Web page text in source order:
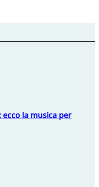
ecco la musica per